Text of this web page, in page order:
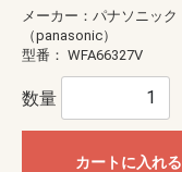
メーカー：パナソニック
（panasonic）
型番： WFA66327V
数量
カートに入れる